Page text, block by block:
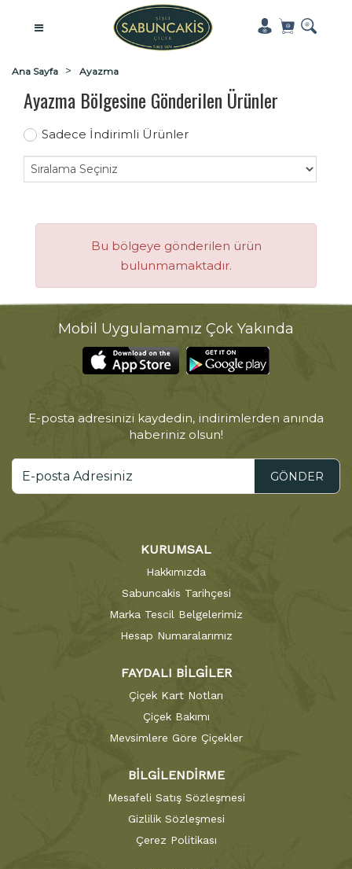
Ana Sayfa Ayazma
Ayazma Bölgesine Gönderilen Ürünler
Sadece İndirimli Ürünler
Bu bölgeye gönderilen ürün
bulunmamaktadır.
Mobil Uygulamamız Çok Yakında
E-posta adresinizi kaydedin, indirimlerden anında
haberiniz olsun!
GÖNDER
KURUMSAL
Hakkımızda
Sabuncakis Tarihçesi
Marka Tescil Belgelerimiz
Hesap Numaralarımız
FAYDALI BİLGİLER
Çiçek Kart Notları
Çiçek Bakımı
Mevsimlere Göre Çiçekler
BİLGİLENDİRME
Mesafeli Satış Sözleşmesi
Gizlilik Sözleşmesi
Çerez Politikası